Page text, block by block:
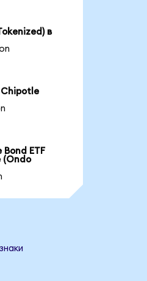
в
Chipotle
ETF
(Ondo